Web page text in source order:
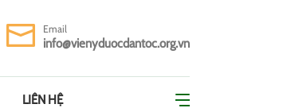
Email
info@vienyduocdantoc.org.vn
LIÊN HỆ